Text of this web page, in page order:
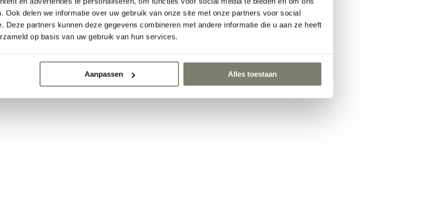
Ook delen we informatie over uw gebruik van onze site met onze partners voor social
Deze partners kunnen deze gegevens combineren met andere informatie die u aan ze heeft
op basis van uw gebruik van hun services.
Aanpassen Alles toestaan